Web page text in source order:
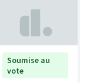
Soumise au
vote